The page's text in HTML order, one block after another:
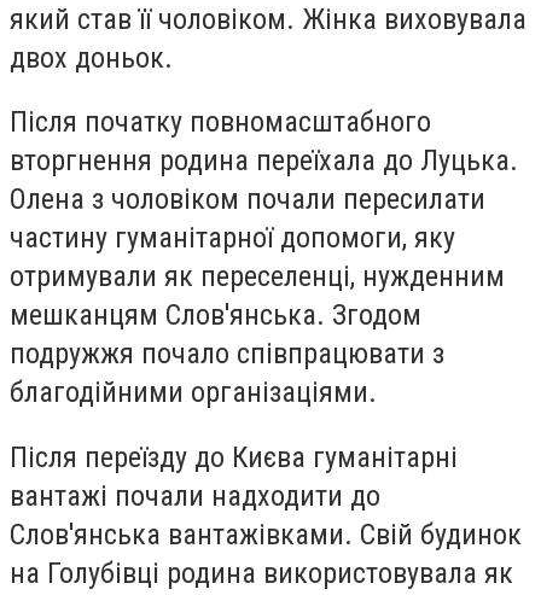
який став її чоловіком. Жінка виховувала
двох доньок.
Після початку повномасштабного
вторгнення родина переїхала до Луцька.
Олена з чоловіком почали пересилати
частину гуманітарної допомоги, яку
отримували як переселенці, нужденним
мешканцям Слов'янська. Згодом
подружжя почало співпрацювати з
благодійними організаціями.
Після переїзду до Києва гуманітарні
вантажі почали надходити до
Слов'янська вантажівками. Свій будинок
на Голубівці родина використовувала як